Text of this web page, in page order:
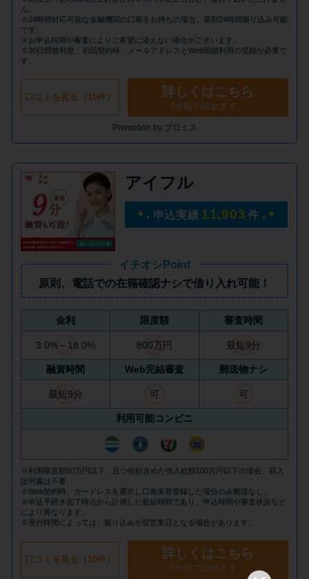
ブラックでもお金を借りるに
は？3つの判断基準と工面法
アコムはブラックでも審査に通
る？ 自分がブラックか確かめる
方法
アコムとレイクどっちがいい
の？ カードローンの選び方を徹
底解説！
プロミスの返済方法を徹底解
説！ もっとも便利でお得な返済
方法はどれ？
年収が低い＆他社借入があると
落ちる？バンクイックの口コミ
みずほ銀行カードローンの問い
合わせ先とシーン別の問い合わ
せ方法
ん。
※24時間対応可能な金融機関の口座をお持ちの場合、原則24時間振り込み可能
です。
※お申込時間や審査によりご希望に添えない場合がございます。
※30日間無利息：初回契約時、メールアドレスとWeb明細利用の登録が必要で
す。
口コミを見る（10件） 詳しくはこちら
3分程で読めます。
Promotion by プロミス
アイフル
申込実績 11,903 件
イチオシPoint
原則、
電話での在籍確認ナシで借り入れ可能！
金利 限度額 審査時間
3.0%～18.0% 800万円 最短9分
融資時間 Web完結審査 郵送物ナシ
最短9分 可 可
利用可能コンビニ
※利用限度額50万円以下、且つ他社含めた借入総額100万円以下の場合、収入
証明書は不要。
※Web契約時、カードレスを選択し口座振替登録した場合のみ郵送なし。
※申込手続き完了時点から計測した最短時間であり、申込時間や審査状況など
により異なります。
※受付時間によっては、振り込みが翌営業日となる場合があります。
口コミを見る（10件） 詳しくはこちら
3分程で読めます。